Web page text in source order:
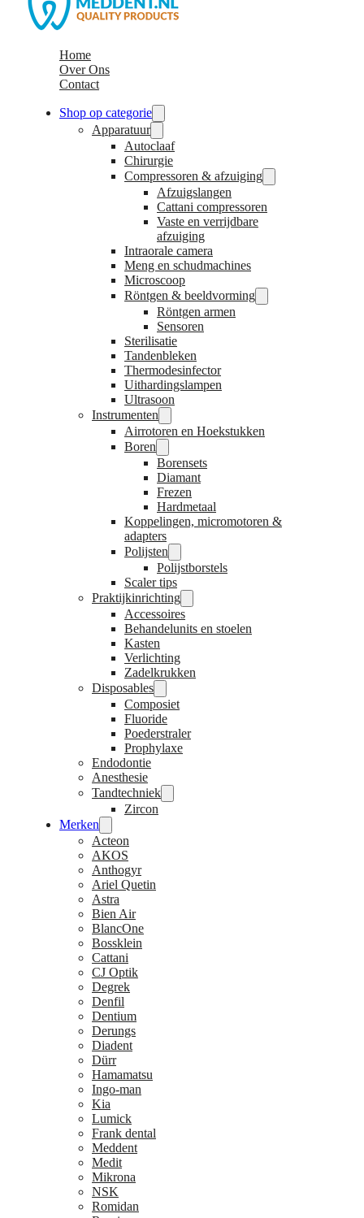
Home
Over Ons
Contact
Shop op categorie
Apparatuur
Autoclaaf
Chirurgie
Compressoren & afzuiging
Afzuigslangen
Cattani compressoren
Vaste en verrijdbare
afzuiging
Intraorale camera
Meng en schudmachines
Microscoop
Röntgen & beeldvorming
Röntgen armen
Sensoren
Sterilisatie
Tandenbleken
Thermodesinfector
Uithardingslampen
Ultrasoon
Instrumenten
Airrotoren en Hoekstukken
Boren
Borensets
Diamant
Frezen
Hardmetaal
Koppelingen, micromotoren &
adapters
Polijsten
Polijstborstels
Scaler tips
Praktijkinrichting
Accessoires
Behandelunits en stoelen
Kasten
Verlichting
Zadelkrukken
Disposables
Composiet
Fluoride
Poederstraler
Prophylaxe
Endodontie
Anesthesie
Tandtechniek
Zircon
Merken
Acteon
AKOS
Anthogyr
Ariel Quetin
Astra
Bien Air
BlancOne
Bossklein
Cattani
CJ Optik
Degrek
Denfil
Dentium
Derungs
Diadent
Dürr
Hamamatsu
Ingo-man
Kia
Lumick
Frank dental
Meddent
Medit
Mikrona
NSK
Romidan